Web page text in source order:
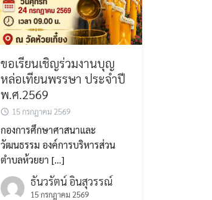
ขอเรียนเชิญร่วมงานบุญ
หล่อเทียนพรรษา ประจำปี
พ.ศ.2569
15 กรกฎาคม 2569
กองการศึกษาศาสนาและ
วัฒนธรรม องค์การบริหารส่วน
ตำบลห้วยยา […]
ธันวรัตน์ อินสุวรรณ์
15 กรกฎาคม 2569